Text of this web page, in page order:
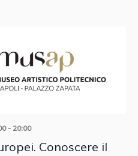
Conoscere il
- 20:00